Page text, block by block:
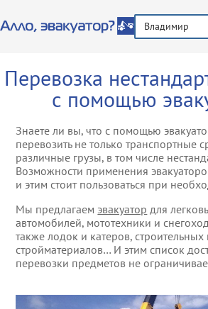
Владимир
Другие услуги
Перевозка
с помощью
Знаете ли вы, что с помощью
перевозить не только транспортные
различные грузы, в том числе
Возможности применения
и этим стоит пользоваться при
Мы предлагаемэвакуатор для
автомобилей, мототехники и
также лодок и катеров, строительных
стройматериалов… И этим список
перевозки предметов не